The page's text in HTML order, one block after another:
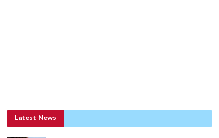
Latest News